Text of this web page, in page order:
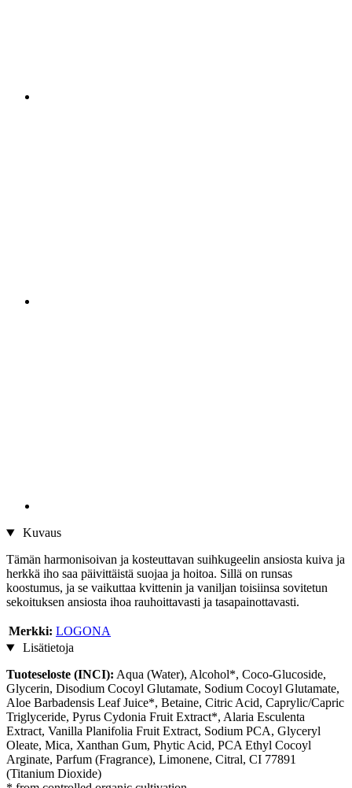
Kuvaus
Tämän harmonisoivan ja kosteuttavan suihkugeelin ansiosta kuiva ja
herkkä iho saa päivittäistä suojaa ja hoitoa. Sillä on runsas
koostumus, ja se vaikuttaa kvittenin ja vaniljan toisiinsa sovitetun
sekoituksen ansiosta ihoa rauhoittavasti ja tasapainottavasti.
Merkki: LOGONA
Lisätietoja
Tuoteseloste (INCI): Aqua (Water), Alcohol*, Coco-Glucoside,
Glycerin, Disodium Cocoyl Glutamate, Sodium Cocoyl Glutamate,
Aloe Barbadensis Leaf Juice*, Betaine, Citric Acid, Caprylic/Capric
Triglyceride, Pyrus Cydonia Fruit Extract*, Alaria Esculenta
Extract, Vanilla Planifolia Fruit Extract, Sodium PCA, Glyceryl
Oleate, Mica, Xanthan Gum, Phytic Acid, PCA Ethyl Cocoyl
Arginate, Parfum (Fragrance), Limonene, Citral, CI 77891
(Titanium Dioxide)